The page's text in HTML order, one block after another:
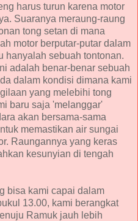
harus turun karena motor
Suaranya meraung-raung
tong setan di mana
motor berputar-putar dalam
hanyalah sebuah tontonan.
adalah benar-benar sebuah
dalam kondisi dimana kami
yang melebihi tong
baru saja 'melanggar'
akan bersama-sama
memastikan air sungai
Raungannya yang keras
kesunyian di tengah
bisa kami capai dalam
13.00, kami berangkat
Ramuk jauh lebih